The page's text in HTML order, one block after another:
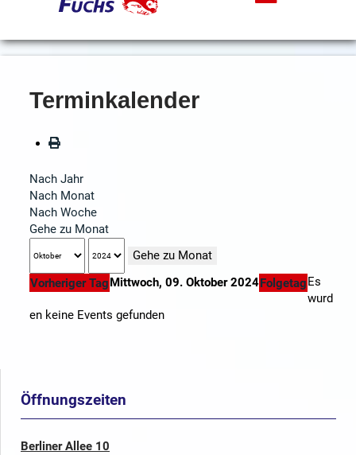
Terminkalender
Nach Jahr
Nach Monat
Nach Woche
Gehe zu Monat
Gehe zu Monat
Vorheriger Tag Mittwoch, 09. Oktober 2024 Folgetag Es
wurd
en keine Events gefunden
Öffnungszeiten
Berliner Allee 10